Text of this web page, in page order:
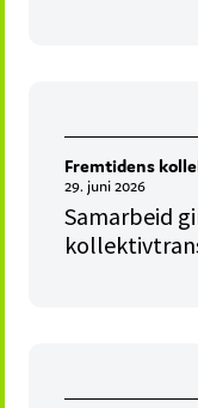
Fremtidens
29. juni 2026
Samarbeid